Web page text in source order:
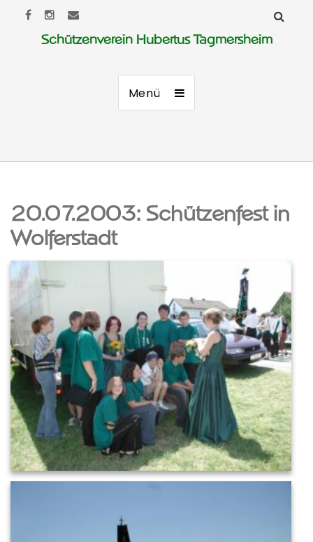
Schützenverein Hubertus Tagmersheim
Menü
20.07.2003: Schützenfest in
Wolferstadt